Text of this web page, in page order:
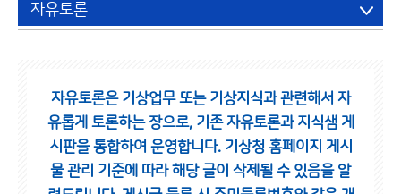
자유토론
자유토론은 기상업무 또는 기상지식과 관련해서 자
유롭게 토론하는 장으로, 기존 자유토론과 지식샘 게
시판을 통합하여 운영합니다. 기상청 홈페이지 게시
물 관리 기준에 따라 해당 글이 삭제될 수 있음을 알